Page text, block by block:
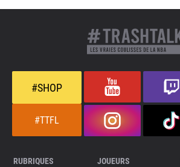
#SHOP
#TTFL
RUBRIQUES
JOUEURS